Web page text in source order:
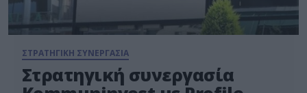
ΣΤΡΑΤΗΓΙΚΗ ΣΥΝΕΡΓΑΣΙΑ
Στρατηγική συνεργασία